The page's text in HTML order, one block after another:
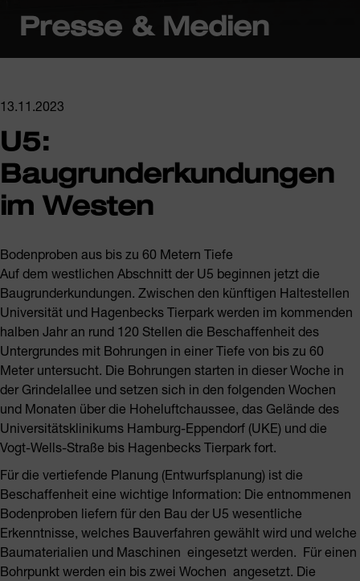
Presse & Medien
13.11.2023
U5:
Baugrunderkundungen
im Westen
Bodenproben aus bis zu 60 Metern Tiefe
Auf dem westlichen Abschnitt der U5 beginnen jetzt die
Baugrunderkundungen. Zwischen den künftigen Haltestellen
Universität und Hagenbecks Tierpark werden im kommenden
halben Jahr an rund 120 Stellen die Beschaffenheit des
Untergrundes mit Bohrungen in einer Tiefe von bis zu 60
Meter untersucht. Die Bohrungen starten in dieser Woche in
der Grindelallee und setzen sich in den folgenden Wochen
und Monaten über die Hoheluftchaussee, das Gelände des
Universitätsklinikums Hamburg-Eppendorf (UKE) und die
Vogt-Wells-Straße bis Hagenbecks Tierpark fort.
Für die vertiefende Planung (Entwurfsplanung) ist die
Beschaffenheit eine wichtige Information: Die entnommenen
Bodenproben liefern für den Bau der U5 wesentliche
Erkenntnisse, welches Bauverfahren gewählt wird und welche
Baumaterialien und Maschinen eingesetzt werden. Für einen
Bohrpunkt werden ein bis zwei Wochen angesetzt. Die